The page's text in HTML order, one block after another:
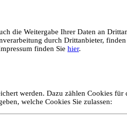
die Weitergabe Ihrer Daten an
durch Drittanbieter,
finden Sie hier.
werden. Dazu zählen Cookies
welche Cookies Sie zulassen: